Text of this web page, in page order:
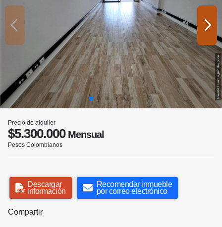
Precio de alquiler
$5.300.000Mensual
Pesos Colombianos
Descargar
información
Recomendar inmueble
por correo electrónico
Compartir